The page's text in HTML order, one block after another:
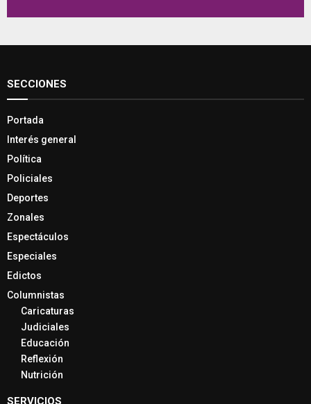
SECCIONES
Portada
Interés general
Política
Policiales
Deportes
Zonales
Espectáculos
Especiales
Edictos
Columnistas
Caricaturas
Judiciales
Educación
Reflexión
Nutrición
SERVICIOS